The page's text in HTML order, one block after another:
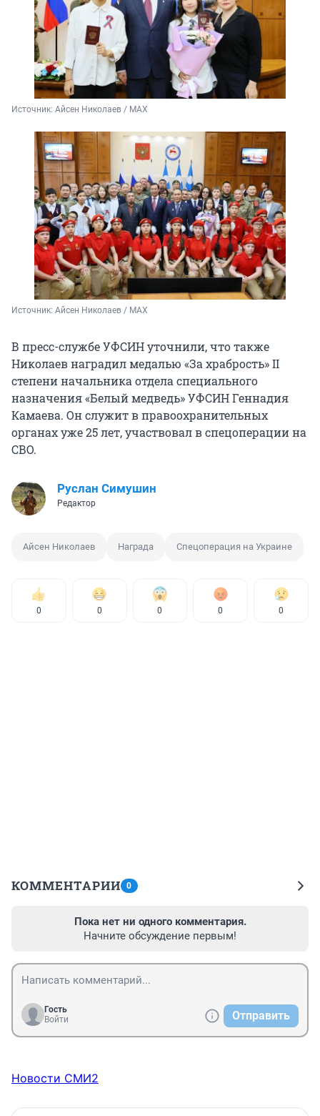
Источник: Айсен Николаев / МАХ
Источник: Айсен Николаев / МАХ
В пресс-службе УФСИН уточнили, что также
Николаев наградил медалью «За храбрость» II
степени начальника отдела специального
назначения «Белый медведь» УФСИН Геннадия
Камаева. Он служит в правоохранительных
органах уже 25 лет, участвовал в спецоперации на
СВО.
Руслан Симушин
Редактор
Айсен Николаев Награда Спецоперация на Украине
0 0 0 0 0
КОММЕНТАРИИ 0
Пока нет ни одного комментария.
Начните обсуждение первым!
Гость
Войти
Отправить
Новости СМИ2